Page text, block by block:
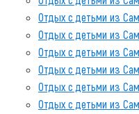
Отдых с детьми из
Отдых с детьми из
Отдых с детьми из
Отдых с детьми из
Отдых с детьми из
Отдых с детьми из